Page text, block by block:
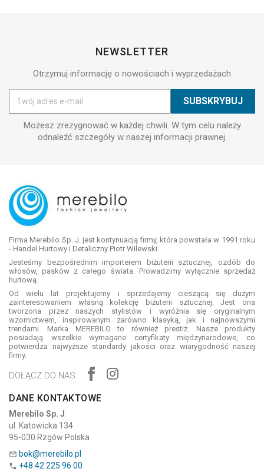
NEWSLETTER
Otrzymuj informację o nowościach i wyprzedażach
Możesz zrezygnować w każdej chwili. W tym celu należy
odnaleźć szczegóły w naszej informacji prawnej.
Firma Merebilo Sp. J. jest kontynuacją firmy, która powstała w 1991 roku
- Handel Hurtowy i Detaliczny Piotr Wilewski.
Jesteśmy bezpośrednim importerem biżuterii sztucznej, ozdób do
włosów, pasków z całego świata. Prowadzimy wyłącznie sprzedaż
hurtową.
Od wielu lat projektujemy i sprzedajemy cieszącą się dużym
zainteresowaniem własną kolekcję biżuterii sztucznej. Jest ona
tworzona przez naszych stylistów i wyróżnia się oryginalnym
wzornictwem, inspirowanym zarówno klasyką, jak i najnowszymi
trendami. Marka MEREBILO to również prestiż. Nasze produkty
posiadają wszelkie wymagane certyfikaty międzynarodowe, co
potwierdza najwyższe standardy jakości oraz wiarygodność naszej
firmy.
DOŁĄCZ DO NAS:
DANE KONTAKTOWE
Merebilo Sp. J
ul. Katowicka 134
95-030 Rzgów Polska
 bok@merebilo.pl
 +48 42 225 96 00